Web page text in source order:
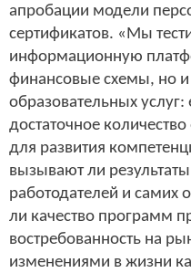
апробации модели
сертификатов. «Мы
информационную
финансовые схемы, но и
образовательных услуг:
достаточное
для развития
вызывают ли
работодателей и самих
ли качество программ
востребованность на
изменениями в жизни